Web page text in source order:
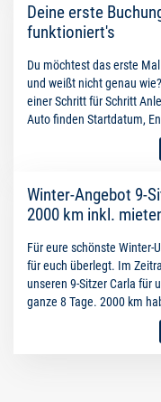
Deine erste
funktioniert's
Du möchtest das erste
und weißt nicht genau
einer Schritt für Schritt
Auto finden Startdatum,
Winter-Angebot 9-
2000 km inkl.
Für eure schönste Winter-
für euch überlegt. Im
unseren 9-Sitzer Carla für
ganze 8 Tage. 2000 km